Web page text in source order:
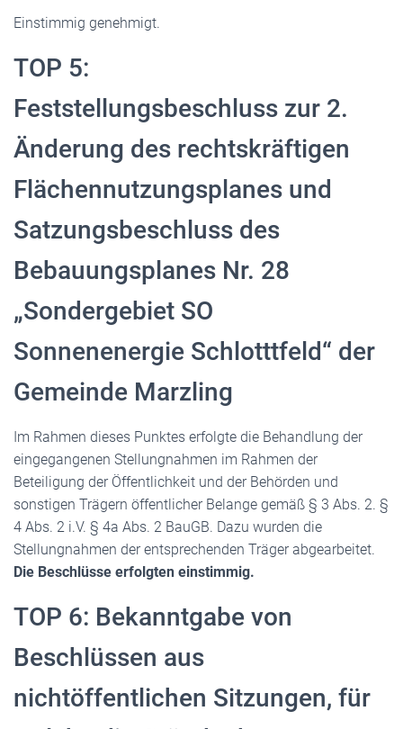
Einstimmig genehmigt.
TOP 5:
Feststellungsbeschluss zur 2.
Änderung des rechtskräftigen
Flächennutzungsplanes und
Satzungsbeschluss des
Bebauungsplanes Nr. 28
„Sondergebiet SO
Sonnenenergie Schlotttfeld“ der
Gemeinde Marzling
Im Rahmen dieses Punktes erfolgte die Behandlung der
eingegangenen Stellungnahmen im Rahmen der
Beteiligung der Öffentlichkeit und der Behörden und
sonstigen Trägern öffentlicher Belange gemäß § 3 Abs. 2. §
4 Abs. 2 i.V. § 4a Abs. 2 BauGB. Dazu wurden die
Stellungnahmen der entsprechenden Träger abgearbeitet.
Die Beschlüsse erfolgten einstimmig.
TOP 6: Bekanntgabe von
Beschlüssen aus
nichtöffentlichen Sitzungen, für